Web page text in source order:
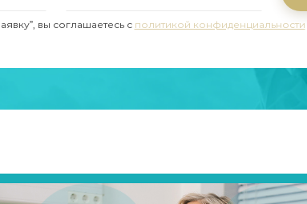
вы соглашаетесь с политикой конфиденциальности